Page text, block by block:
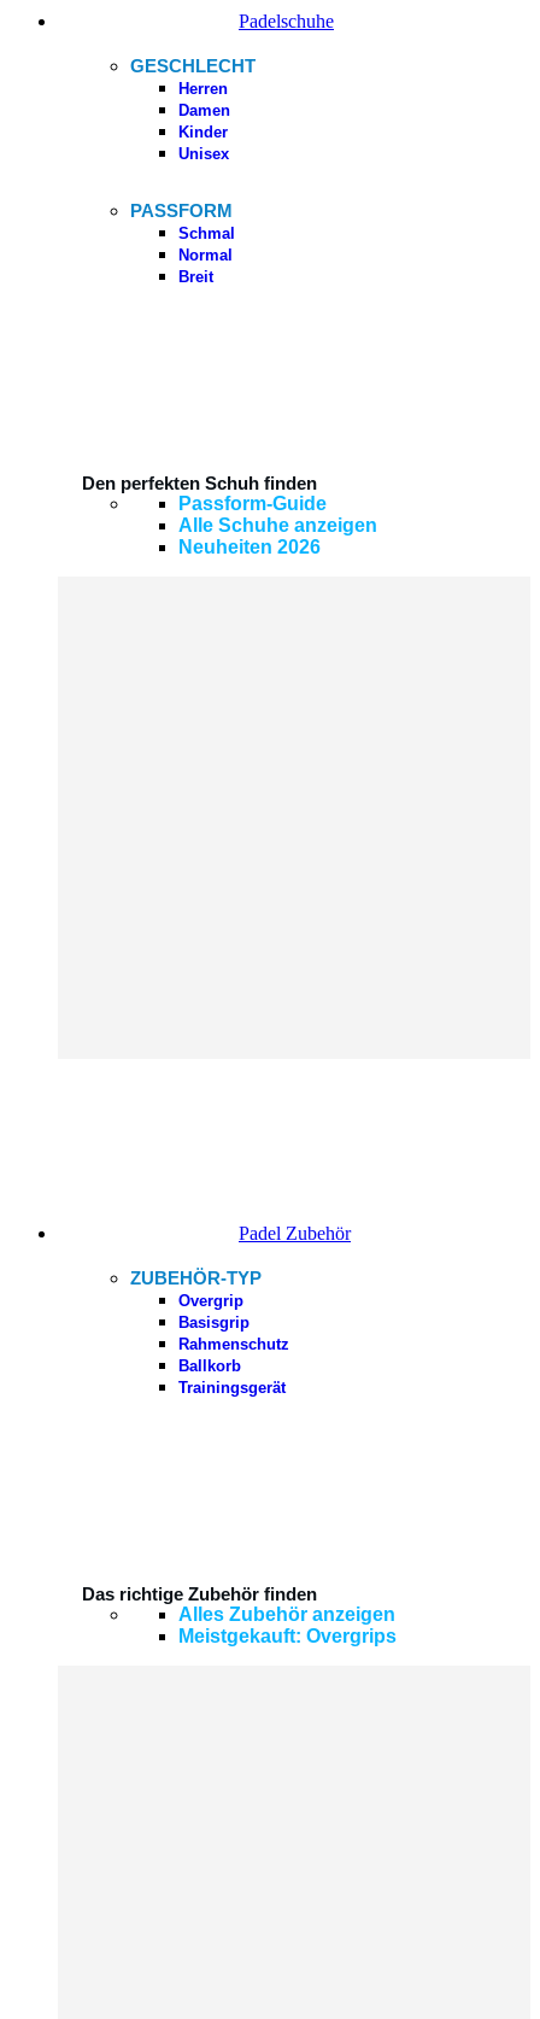
Padelschuhe
GESCHLECHT
Herren
Damen
Kinder
Unisex
PASSFORM
Schmal
Normal
Breit
Den perfekten Schuh finden
Passform-Guide
Alle Schuhe anzeigen
Neuheiten 2026
Padel Zubehör
ZUBEHÖR-TYP
Overgrip
Basisgrip
Rahmenschutz
Ballkorb
Trainingsgerät
Das richtige Zubehör finden
Alles Zubehör anzeigen
Meistgekauft: Overgrips